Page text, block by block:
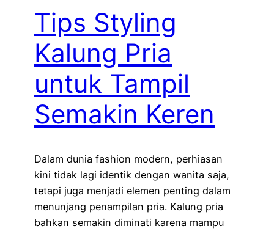
Tips Styling
Kalung Pria
untuk Tampil
Semakin Keren
Dalam dunia fashion modern, perhiasan
kini tidak lagi identik dengan wanita saja,
tetapi juga menjadi elemen penting dalam
menunjang penampilan pria. Kalung pria
bahkan semakin diminati karena mampu